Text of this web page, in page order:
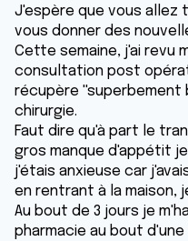
J'espère que vous allez
vous donner des
Cette semaine, j'ai revu
consultation post
récupère ''superbement
chirurgie.
Faut dire qu'à part le
gros manque d'appétit
j'étais anxieuse car
en rentrant à la maison,
Au bout de 3 jours je
pharmacie au bout